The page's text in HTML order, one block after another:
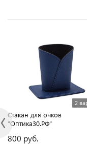
2
Стакан для очков
"Оптика30.РФ"
800 руб.